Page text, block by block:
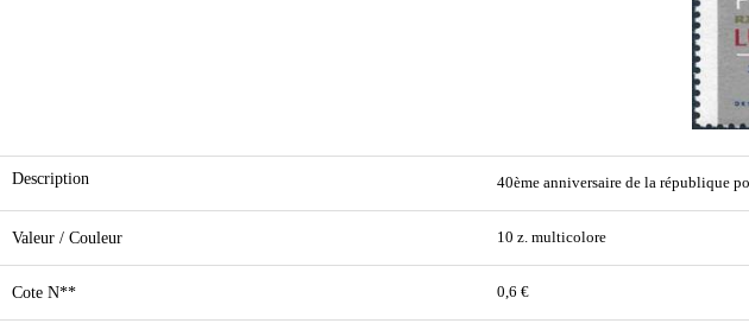
Description 40ème anniversaire de la république
Valeur / Couleur 10 z. multicolore
Cote N** 0,6 €